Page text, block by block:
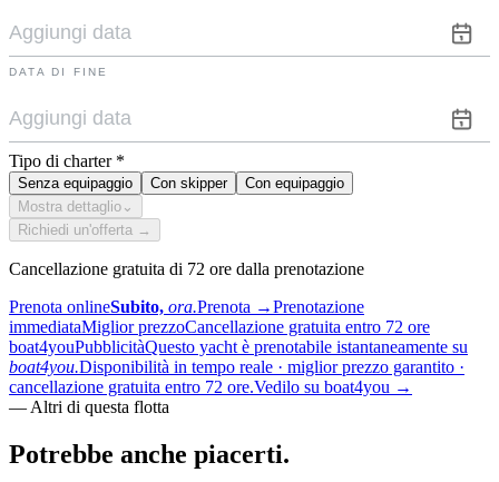
DATA DI FINE
Tipo di charter *
Senza equipaggio Con skipper
Con equipaggio
Mostra dettaglio ⌄
Richiedi un'offerta →
Cancellazione gratuita di 72 ore dalla prenotazione
Prenota onlineSubito, ora.Prenota →Prenotazione
immediataMiglior prezzoCancellazione gratuita entro 72 ore
boat4youPubblicitàQuesto yacht è prenotabile istantaneamente su
boat4you.Disponibilità in tempo reale · miglior prezzo garantito ·
cancellazione gratuita entro 72 ore.Vedilo su boat4you →
— Altri di questa flotta
Potrebbe anche piacerti.